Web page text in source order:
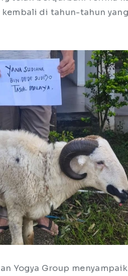
di tahun-tahun
Yogya Group